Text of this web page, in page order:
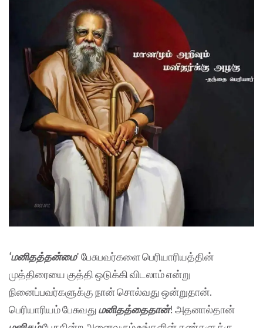
‘மனிதத்தன்மை’ பேசுபவர்களை பெரியாரியத்தின்
முத்திரையை குத்தி ஒடுக்கி விடலாம் என்று
நினைப்பவர்களுக்கு நான் சொல்வது ஒன்றுதான்.
பெரியாரியம் பேசுவதுமனிதத்தைதான்! அதனால்தான்